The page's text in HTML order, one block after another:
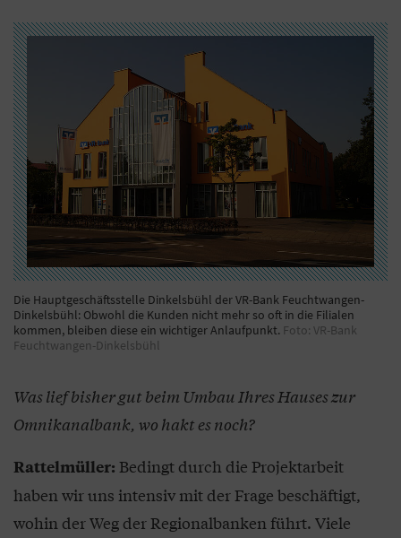
Die Hauptgeschäftsstelle Dinkelsbühl der VR-Bank Feuchtwangen-
Dinkelsbühl: Obwohl die Kunden nicht mehr so oft in die Filialen
kommen, bleiben diese ein wichtiger Anlaufpunkt. Foto: VR-Bank
Feuchtwangen-Dinkelsbühl
Was lief bisher gut beim Umbau Ihres Hauses zur
Omnikanalbank, wo hakt es noch?
Rattelmüller: Bedingt durch die Projektarbeit
haben wir uns intensiv mit der Frage beschäftigt,
wohin der Weg der Regionalbanken führt. Viele